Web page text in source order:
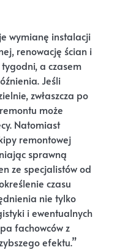
wymianę instalacji
renowację ścian i
a czasem
Jeśli
zwłaszcza po
może
Natomiast
remontowej
sprawną
ze specjalistów od
czasu
nie tylko
i ewentualnych
fachowców z
efektu.”